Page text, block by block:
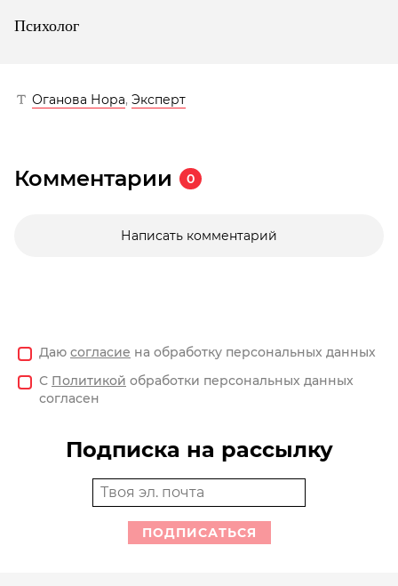
Психолог
Оганова Нора, Эксперт
Комментарии 0
Написать комментарий
Даю согласие на обработку персональных данных
С Политикой обработки персональных данных
согласен
Подписка на рассылку
ПОДПИСАТЬСЯ